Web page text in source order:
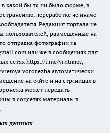
какой бы то ни было форме, в
переработке не иначе
Редакция портала не
пользователей, размещенные на
отправка фотографии на
или же в сообщениях для
сетях https://t.me/vrntimes,
автоматически
на сайте и на страницах в
может передать
в соцсетях материалы в
данных